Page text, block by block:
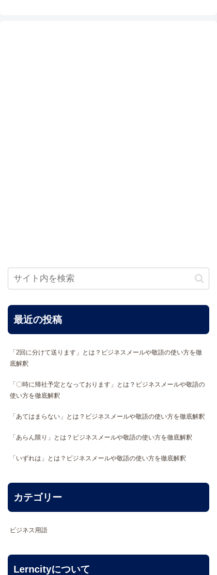
最近の投稿
「2回に分けて送ります」とは？ビジネスメールや敬語の使い方を徹
底解釈
「〇時に帰社予定となっております」とは？ビジネスメールや敬語の
使い方を徹底解釈
「あてはまらない」とは？ビジネスメールや敬語の使い方を徹底解釈
「あらん限り」とは？ビジネスメールや敬語の使い方を徹底解釈
「いずれは」とは？ビジネスメールや敬語の使い方を徹底解釈
カテゴリー
ビジネス用語
Lerncityについて